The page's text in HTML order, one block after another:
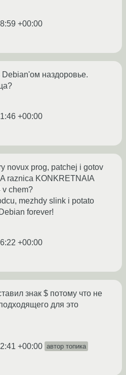
+00:00
Debian'ом наздоровье.
+00:00
novux prog, patchej i gotov
raznica KONKRETNAIA
v chem?
mezhdy slink i potato
forever!
+00:00
знак $ потому что не
для это
+00:00 автор топика